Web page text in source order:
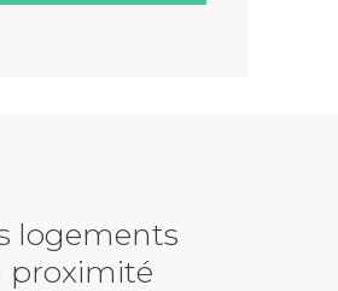
logements
proximité